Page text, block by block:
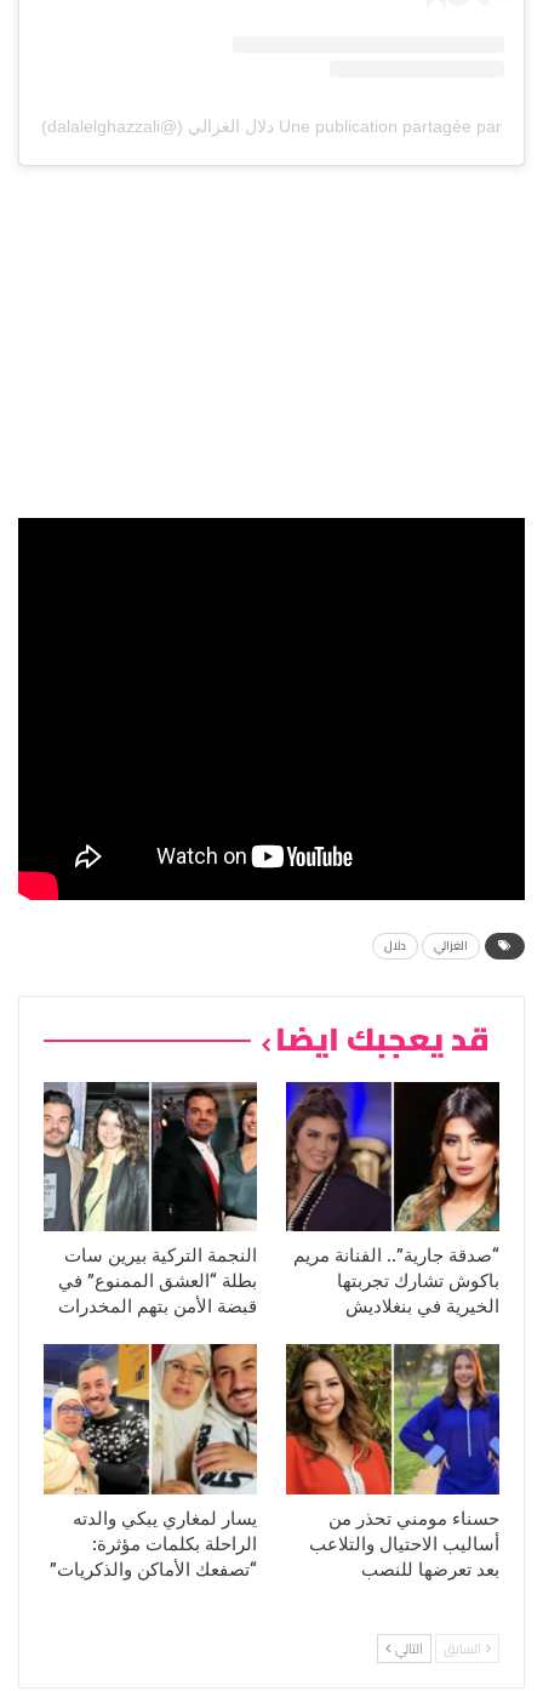
Une publication partagée par دلال الغزالي (@dalalelghazzali)
الغزالي دلال
قد يعجبك ايضا
“صدقة جارية”.. الفنانة مريم
باكوش تشارك تجربتها
الخيرية في بنغلاديش
النجمة التركية بيرين سات
بطلة “العشق الممنوع” في
قبضة الأمن بتهم المخدرات
حسناء مومني تحذر من
أساليب الاحتيال والتلاعب
بعد تعرضها للنصب
يسار لمغاري يبكي والدته
الراحلة بكلمات مؤثرة:
“تصفعك الأماكن والذكريات”
السابق التالي